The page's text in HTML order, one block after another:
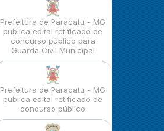
Prefeitura de Paracatu - MG
publica edital retificado de
concurso público para
Guarda Civil Municipal
Prefeitura de Paracatu - MG
publica edital retificado de
concurso público